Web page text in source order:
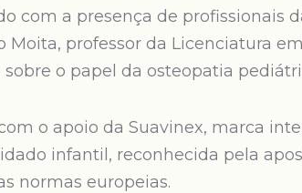
com a presença de profissionais
Moita, professor da Licenciatura
o papel da osteopatia
o apoio da Suavinex, marca
infantil, reconhecida pela
normas europeias.